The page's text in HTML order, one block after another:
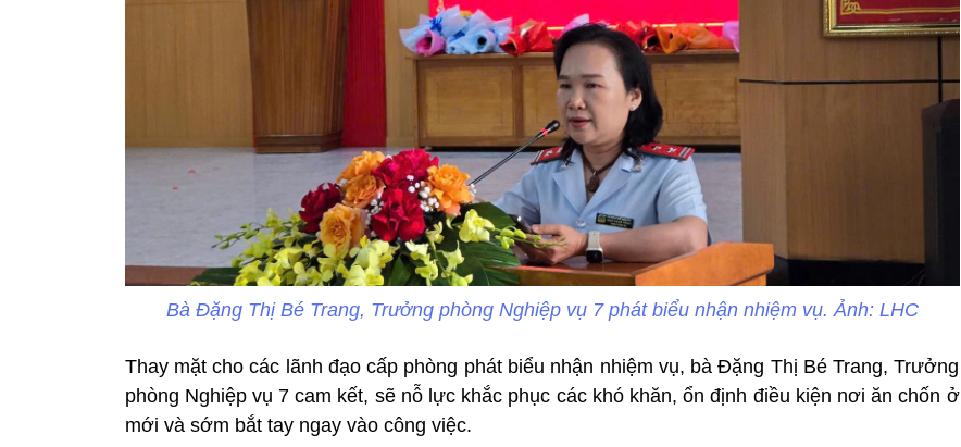
Bà Đặng Thị Bé Trang, Trưởng phòng Nghiệp vụ 7 phát biểu nhận nhiệm vụ. Ảnh: LHC
Thay mặt cho các lãnh đạo cấp phòng phát biểu nhận nhiệm vụ, bà Đặng Thị Bé Trang, Trưởng
phòng Nghiệp vụ 7 cam kết, sẽ nỗ lực khắc phục các khó khăn, ổn định điều kiện nơi ăn chốn ở
mới và sớm bắt tay ngay vào công việc.